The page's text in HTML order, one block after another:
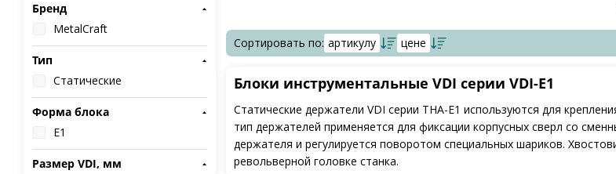
Сортировать по: артикулу цене
Блоки инструментальные VDI серии VDI-E1
Статические держатели VDI серии THA-E1 используются для
тип держателей применяется для фиксации корпусных сверл со
держателя и регулируется поворотом специальных шариков.
револьверной головке станка.
Бренд
MetalCraft
Тип
Статические
Форма блока
E1
Размер VDI, мм